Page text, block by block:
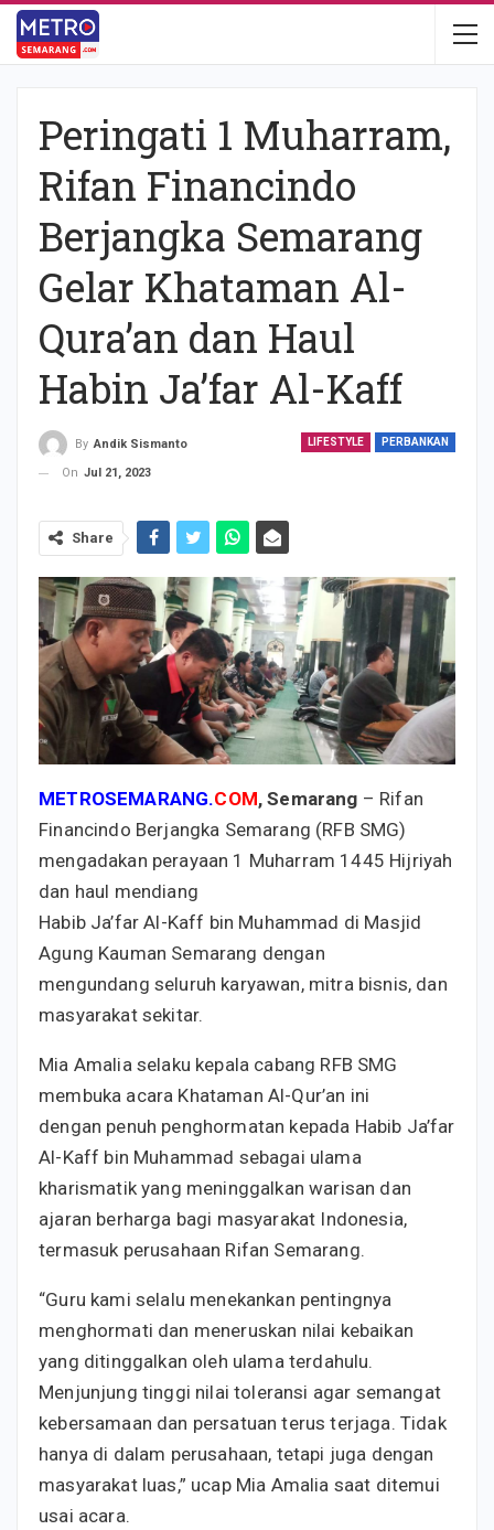
Peringati 1 Muharram,
Rifan Financindo
Berjangka Semarang
Gelar Khataman Al-
Qura’an dan Haul
Habin Ja’far Al-Kaff
LIFESTYLE PERBANKAN
By Andik Sismanto
On Jul 21, 2023
Share
METROSEMARANG.COM, Semarang – Rifan
Financindo Berjangka Semarang (RFB SMG)
mengadakan perayaan 1 Muharram 1445 Hijriyah
dan haul mendiang
Habib Ja’far Al-Kaff bin Muhammad di Masjid
Agung Kauman Semarang dengan
mengundang seluruh karyawan, mitra bisnis, dan
masyarakat sekitar.
Mia Amalia selaku kepala cabang RFB SMG
membuka acara Khataman Al-Qur’an ini
dengan penuh penghormatan kepada Habib Ja’far
Al-Kaff bin Muhammad sebagai ulama
kharismatik yang meninggalkan warisan dan
ajaran berharga bagi masyarakat Indonesia,
termasuk perusahaan Rifan Semarang.
“Guru kami selalu menekankan pentingnya
menghormati dan meneruskan nilai kebaikan
yang ditinggalkan oleh ulama terdahulu.
Menjunjung tinggi nilai toleransi agar semangat
kebersamaan dan persatuan terus terjaga. Tidak
hanya di dalam perusahaan, tetapi juga dengan
masyarakat luas,” ucap Mia Amalia saat ditemui
usai acara.